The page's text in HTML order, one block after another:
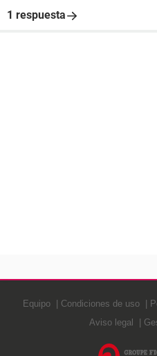
1 respuesta
Equipo Condiciones de uso
Aviso legal